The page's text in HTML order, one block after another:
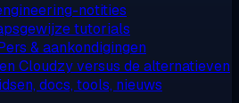
notities
tutorials
& aankondigingen
Cloudzy versus de alternatieven
docs, tools, nieuws